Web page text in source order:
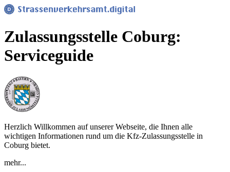
Zulassungsstelle Coburg:
Serviceguide
Herzlich Willkommen auf unserer Webseite, die Ihnen alle
wichtigen Informationen rund um die Kfz-Zulassungsstelle in
Coburg bietet.
mehr...